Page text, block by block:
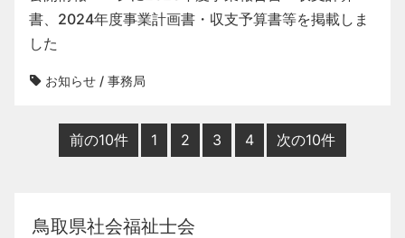
書、2024年度事業計画書・収支予算書等を掲載しま
した
お知らせ / 事務局
前の10件 1 2 3 4 次の10件
鳥取県社会福祉士会